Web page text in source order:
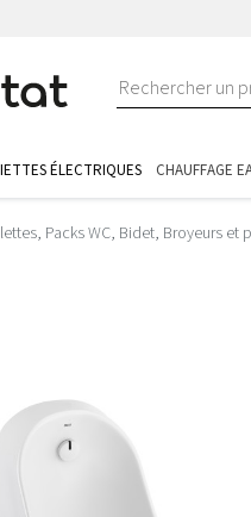
ÉLECTRIQUES CHAUFFAGE
Packs WC, Bidet, Broyeurs et